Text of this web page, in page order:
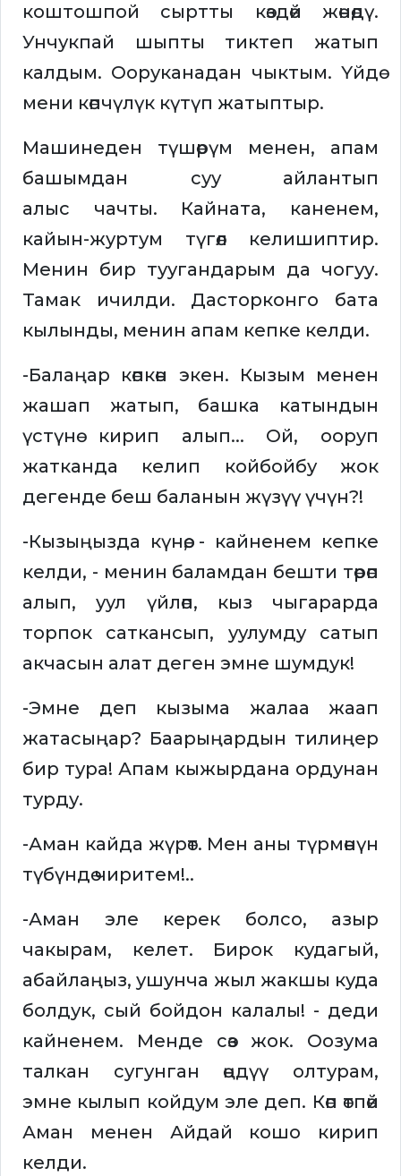
коштошпой сыртты көздөй жөнөдү.
Унчукпай шыпты тиктеп жатып
калдым. Ооруканадан чыктым. Үйдө
мени көпчүлүк күтүп жатыптыр.
Машинеден түшөрүм менен, апам
башымдан суу айлантып
алыс чачты. Кайната, каненем,
кайын-журтум түгөл келишиптир.
Менин бир туугандарым да чогуу.
Тамак ичилди. Дасторконго бата
кылынды, менин апам кепке келди.
-Балаңар көпкөн экен. Кызым менен
жашап жатып, башка катындын
үстүнө кирип алып... Ой, ооруп
жатканда келип койбойбу жок
дегенде беш баланын жүзүү үчүн?!
-Кызыңызда күнөө, - кайненем кепке
келди, - менин баламдан бешти төрөп
алып, уул үйлөп, кыз чыгарарда
торпок саткансып, уулумду сатып
акчасын алат деген эмне шумдук!
-Эмне деп кызыма жалаа жаап
жатасыңар? Баарыңардын тилиңер
бир тура! Апам кыжырдана ордунан
турду.
-Аман кайда жүрөт. Мен аны түрмөнүн
түбүндө чиритем!..
-Аман эле керек болсо, азыр
чакырам, келет. Бирок кудагый,
абайлаңыз, ушунча жыл жакшы куда
болдук, сый бойдон калалы! - деди
кайненем. Менде сөз жок. Оозума
талкан сугунган өңдүү олтурам,
эмне кылып койдум эле деп. Көп өтпөй
Аман менен Айдай кошо кирип
келди.